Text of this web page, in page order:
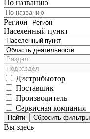
По названию
Регион
Населенный пункт
Дистрибьютор
Поставщик
Производитель
Сервисная компания
Сбросить фильтры
Вы здесь